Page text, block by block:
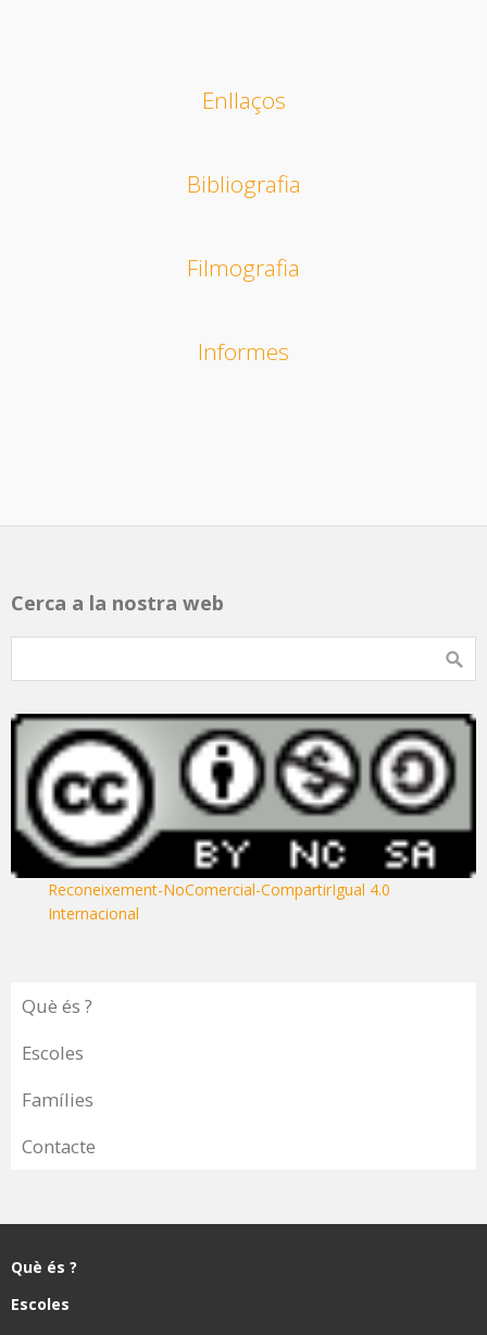
Enllaços
Bibliografia
Filmografia
Informes
Cerca a la nostra web
Reconeixement-NoComercial-CompartirIgual 4.0
Internacional
Què és ?
Escoles
Famílies
Contacte
Què és ?
Escoles